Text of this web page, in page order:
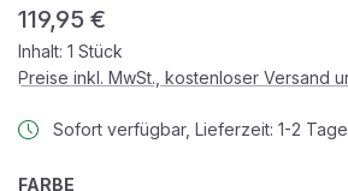
Regulärer Preis:
119,95 €
Inhalt: 1 Stück
Preise inkl. MwSt., kostenloser Versand
Sofort verfügbar, Lieferzeit: 1-2 Tage
FARBE